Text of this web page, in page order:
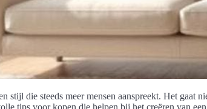
stijl die steeds meer mensen aanspreekt. Het gaat